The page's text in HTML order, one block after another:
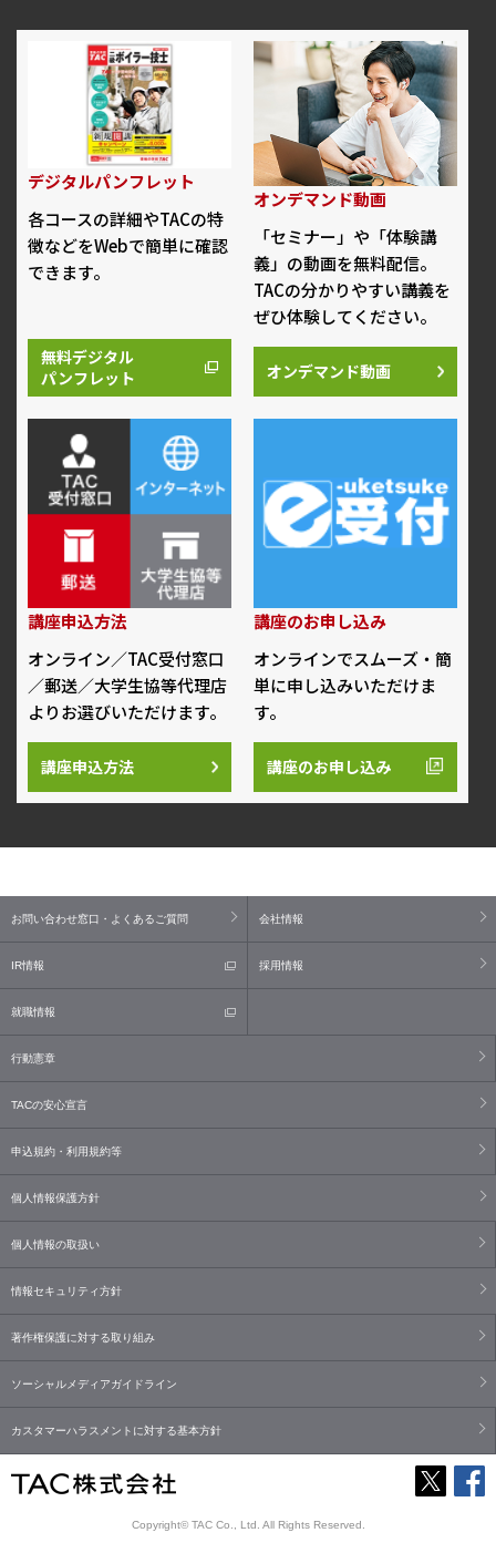
デジタルパンフレット
各コースの詳細やTACの特
徴などをWebで簡単に確認
できます。
無料デジタル
パンフレット
オンデマンド動画
「セミナー」や「体験講
義」の動画を無料配信。
TACの分かりやすい講義を
ぜひ体験してください。
オンデマンド動画
講座申込方法
オンライン／TAC受付窓口
／郵送／大学生協等代理店
よりお選びいただけます。
講座申込方法
講座のお申し込み
オンラインでスムーズ・簡
単に申し込みいただけま
す。
講座のお申し込み
お問い合わせ窓口・よくあるご質問 会社情報
IR情報 採用情報
就職情報
行動憲章
TACの安心宣言
申込規約・利用規約等
個人情報保護方針
個人情報の取扱い
情報セキュリティ方針
著作権保護に対する取り組み
ソーシャルメディアガイドライン
カスタマーハラスメントに対する基本方針
Copyright© TAC Co., Ltd. All Rights Reserved.